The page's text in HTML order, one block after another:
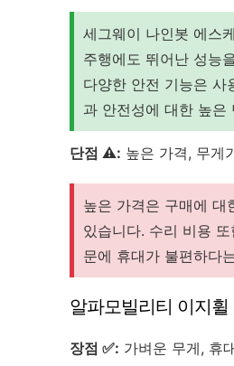
세그웨이 나인봇 에스
주행에도 뛰어난 성능
다양한 안전 기능은 사
과 안전성에 대한 높은
단점 ⚠️: 높은 가격, 무게
높은 가격은 구매에 대
있습니다. 수리 비용
문에 휴대가 불편하다
알파모빌리티 이지휠
장점 ✅: 가벼운 무게, 휴